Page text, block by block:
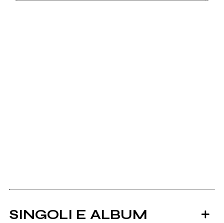
SINGOLI E ALBUM